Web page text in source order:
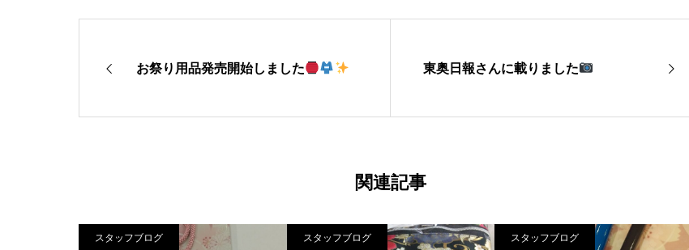
お祭り用品発売開始しました 東奥日報さんに載りました
関連記事
スタッフブログ スタッフブログ スタッフブログ